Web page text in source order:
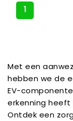
1
Met een
hebben we de
EV-
erkenning heeft
Ontdek een